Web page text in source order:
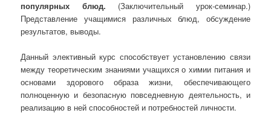
популярных блюд. (Заключительный урок-семинар.)
Представление учащимися различных блюд, обсуждение
результатов, выводы.
Данный элективный курс способствует установлению связи
между теоретическим знаниями учащихся о химии питания и
основами здорового образа жизни, обеспечивающего
полноценную и безопасную повседневную деятельность, и
реализацию в ней способностей и потребностей личности.